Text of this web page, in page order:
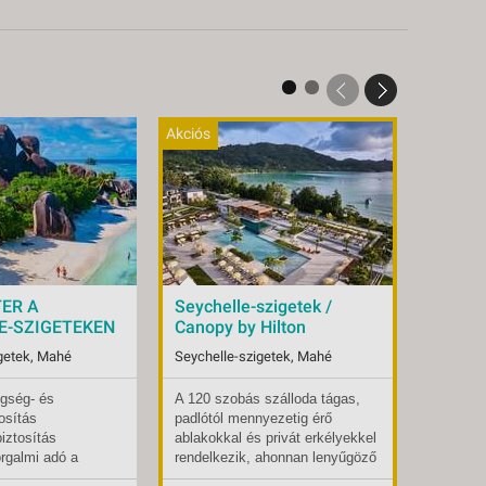
A
SZIGETEKEN
Repülő
Mahé
2026.12.29-tól
1 db
félpanzió
Tengerparti üdülés
4*
és
adó a
Akciós
Seychelle-szigetek /
Canopy by Hilton
Seychelles Resort**** /
Mahé - budapest, Repülő
4*
Seychelle-szigetek, Mahé
Indulások:
2026.09.17-tól
Időpontok:
14 db
Ellátás:
reggeli
Típus:
Tengerparti üdülés
Besorolás:
4*
A 120 szobás szálloda tágas,
padlótól mennyezetig érő
ablakokkal és privát erkélyekkel
rendelkezik, ahonnan lenyűgöző
kilátás nyílik a trópusi tájra. A